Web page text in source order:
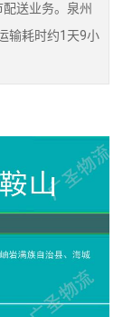
送业务。泉州
输耗时约1天9小